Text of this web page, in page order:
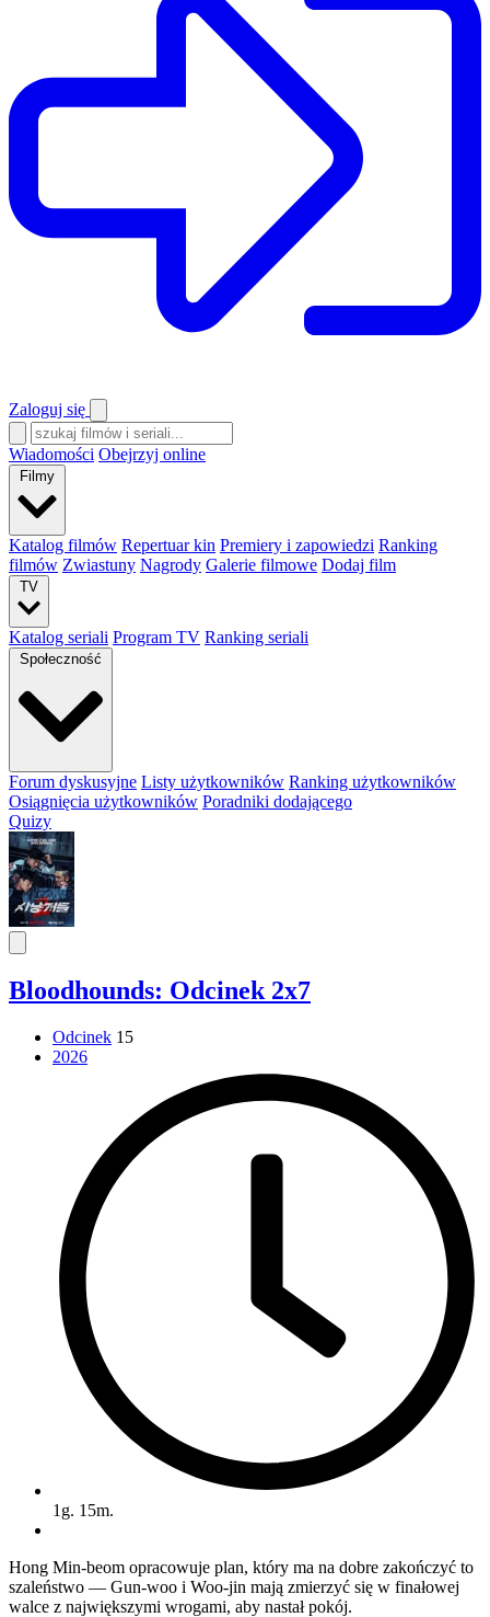
Zaloguj się
Wiadomości Obejrzyj online
Filmy
Katalog filmów Repertuar kin Premiery i zapowiedzi Ranking
filmów Zwiastuny Nagrody Galerie filmowe Dodaj film
TV
Katalog seriali Program TV Ranking seriali
Społeczność
Forum dyskusyjne Listy użytkowników Ranking użytkowników
Osiągnięcia użytkowników Poradniki dodającego
Quizy
Bloodhounds: Odcinek 2x7
Odcinek 15
2026
1g. 15m.
Hong Min-beom opracowuje plan, który ma na dobre zakończyć to
szaleństwo — Gun-woo i Woo-jin mają zmierzyć się w finałowej
walce z największymi wrogami, aby nastał pokój.